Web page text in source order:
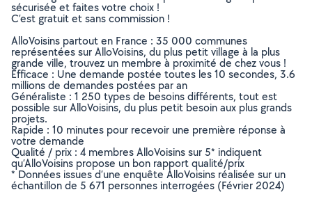
sécurisée et faites votre choix !
C’est gratuit et sans commission !
AlloVoisins partout en France : 35 000 communes
représentées sur AlloVoisins, du plus petit village à la plus
grande ville, trouvez un membre à proximité de chez vous !
Efficace : Une demande postée toutes les 10 secondes, 3.6
millions de demandes postées par an
Généraliste : 1 250 types de besoins différents, tout est
possible sur AlloVoisins, du plus petit besoin aux plus grands
projets.
Rapide : 10 minutes pour recevoir une première réponse à
votre demande
Qualité / prix : 4 membres AlloVoisins sur 5* indiquent
qu’AlloVoisins propose un bon rapport qualité/prix
* Données issues d’une enquête AlloVoisins réalisée sur un
échantillon de 5 671 personnes interrogées (Février 2024)